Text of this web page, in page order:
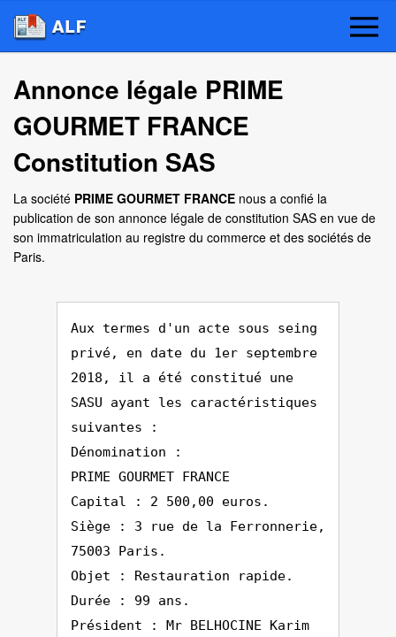
Annonce légale PRIME
GOURMET FRANCE
Constitution SAS
La société PRIME GOURMET FRANCE nous a confié la
publication de son annonce légale de constitution SAS en vue de
son immatriculation au registre du commerce et des sociétés de
Paris.
Aux termes d'un acte sous seing
privé, en date du 1er septembre
2018, il a été constitué une
SASU ayant les caractéristiques
suivantes :
Dénomination :
PRIME GOURMET FRANCE
Capital : 2 500,00 euros.
Siège : 3 rue de la Ferronnerie,
75003 Paris.
Objet : Restauration rapide.
Durée : 99 ans.
Président : Mr BELHOCINE Karim